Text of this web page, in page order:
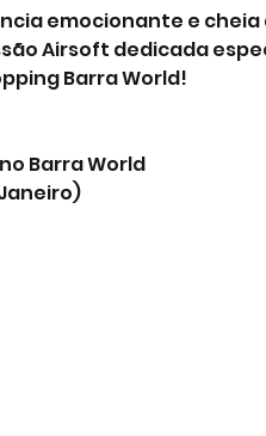
emocionante e cheia
Airsoft dedicada
Barra World!
Barra World